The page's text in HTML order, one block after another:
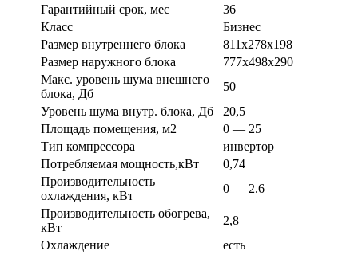
Гарантийный срок, мес
36
Класс
Бизнес
Размер внутреннего блока
811х278х198
Размер наружного блока
777х498х290
Макс. уровень шума внешнего
блока, Дб
50
Уровень шума внутр. блока, Дб
20,5
Площадь помещения, м2
0 — 25
Тип компрессора
инвертор
Потребляемая мощность,кВт
0,74
Производительность
охлаждения, кВт
0 — 2.6
Производительность обогрева,
кВт
2,8
Охлаждение
есть